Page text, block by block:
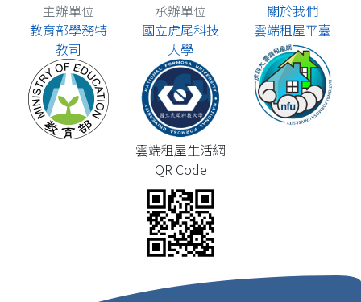
主辦單位
教育部學務特
教司
承辦單位
國立虎尾科技
大學
關於我們
雲端租屋平臺
雲端租屋生活網
QR Code